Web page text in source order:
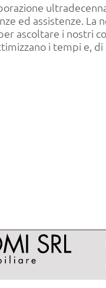
ed assistenze. La
ascoltare i nostri
i tempi e, di